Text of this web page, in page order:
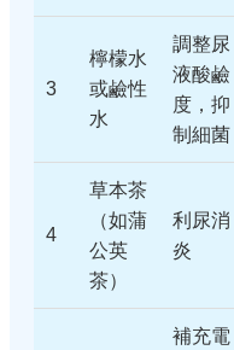
3
檸檬水
或鹼性
水
調整尿
液酸鹼
度，抑
制細菌
4
草本茶
（如蒲
公英
茶）
利尿消
炎
補充電